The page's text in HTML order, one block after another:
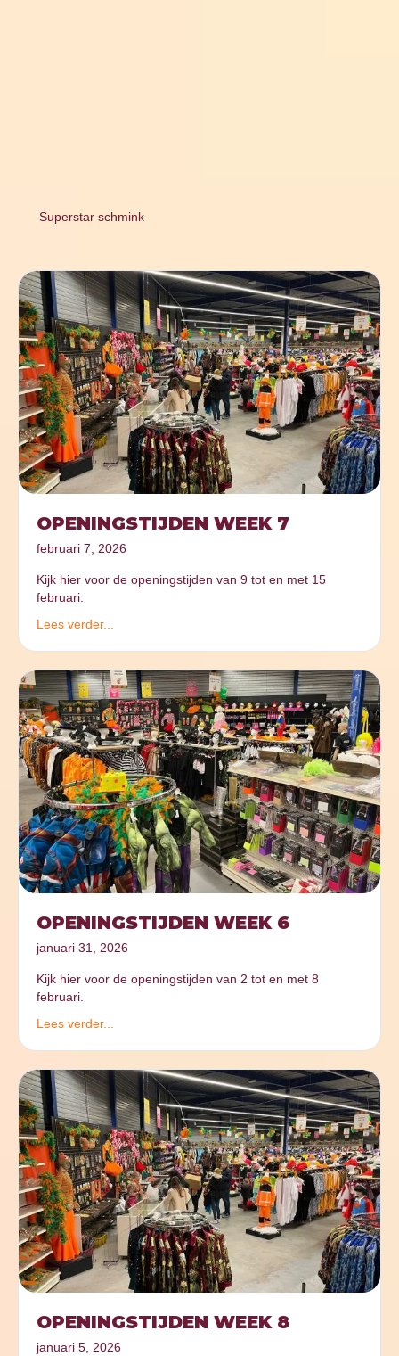
Superstar schmink
OPENINGSTIJDEN WEEK 7
februari 7, 2026
Kijk hier voor de openingstijden van 9 tot en met 15
februari.
Lees verder...
OPENINGSTIJDEN WEEK 6
januari 31, 2026
Kijk hier voor de openingstijden van 2 tot en met 8
februari.
Lees verder...
OPENINGSTIJDEN WEEK 8
januari 5, 2026